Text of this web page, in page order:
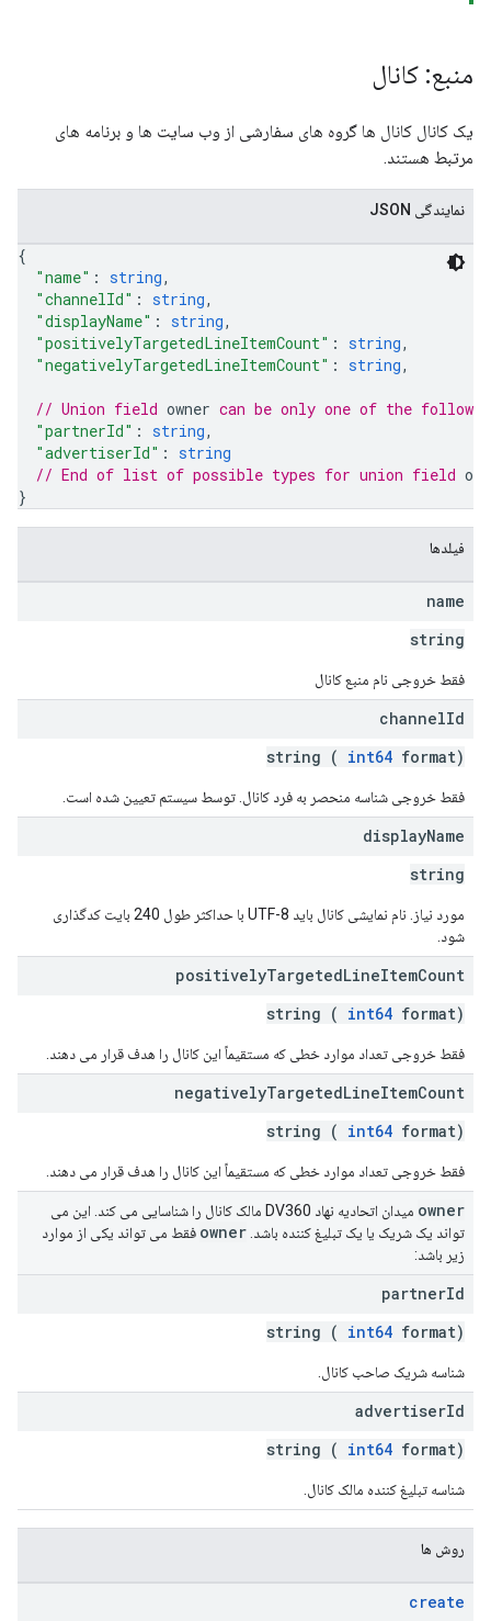
منبع: کانال
یک کانال کانال ها گروه های سفارشی از وب سایت ها و برنامه های
مرتبط هستند.
نمایندگی JSON
{
"name" : string,
"channelId" : string,
"displayName" : string,
"positivelyTargetedLineItemCount" : string,
"negativelyTargetedLineItemCount" : string,
// Union field owner can be only one of the
"partnerId" : string,
"advertiserId" : string
// End of list of possible types for union field
}
فیلدها
name
string
فقط خروجی نام منبع کانال
channelId
string ( int64 format)
فقط خروجی شناسه منحصر به فرد کانال. توسط سیستم تعیین شده است.
displayName
string
مورد نیاز. نام نمایشی کانال باید UTF-8 با حداکثر طول 240 بایت کدگذاری
شود.
positivelyTargetedLineItemCount
string ( int64 format)
فقط خروجی تعداد موارد خطی که مستقیماً این کانال را هدف قرار می دهند.
negativelyTargetedLineItemCount
string ( int64 format)
فقط خروجی تعداد موارد خطی که مستقیماً این کانال را هدف قرار می دهند.
owner
میدان اتحادیه نهاد DV360 مالک کانال را شناسایی می کند. این می
تواند یک شریک یا یک تبلیغ کننده باشد. owner فقط می تواند یکی از موارد
زیر باشد:
partnerId
string ( int64 format)
شناسه شریک صاحب کانال.
advertiserId
string ( int64 format)
شناسه تبلیغ کننده مالک کانال.
روش ها
create